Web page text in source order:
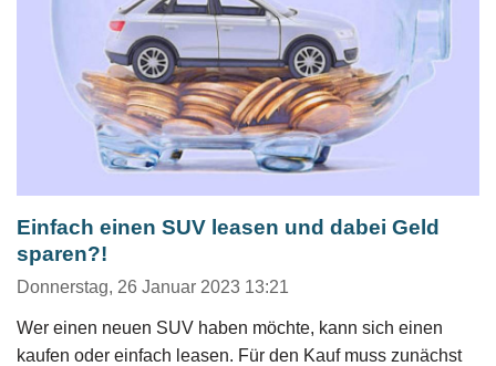
Einfach einen SUV leasen und dabei Geld
sparen?!
Donnerstag, 26 Januar 2023 13:21
Wer einen neuen SUV haben möchte, kann sich einen
kaufen oder einfach leasen. Für den Kauf muss zunächst